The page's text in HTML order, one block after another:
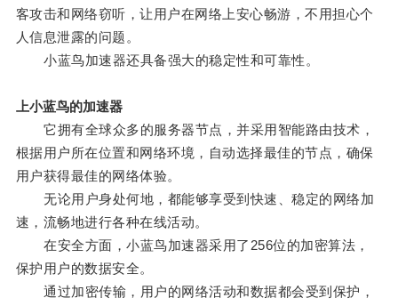
客攻击和网络窃听，让用户在网络上安心畅游，不用担心个
人信息泄露的问题。
小蓝鸟加速器还具备强大的稳定性和可靠性。
上小蓝鸟的加速器
它拥有全球众多的服务器节点，并采用智能路由技术，
根据用户所在位置和网络环境，自动选择最佳的节点，确保
用户获得最佳的网络体验。
无论用户身处何地，都能够享受到快速、稳定的网络加
速，流畅地进行各种在线活动。
在安全方面，小蓝鸟加速器采用了256位的加密算法，
保护用户的数据安全。
通过加密传输，用户的网络活动和数据都会受到保护，